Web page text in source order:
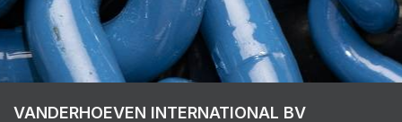
VANDERHOEVEN INTERNATIONAL BV